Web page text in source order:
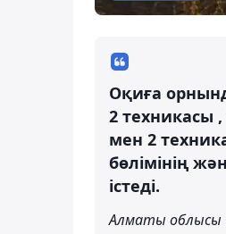
Оқиға
2 техникасы
мен 2
бөлімінің
істеді.
Алматы облысы